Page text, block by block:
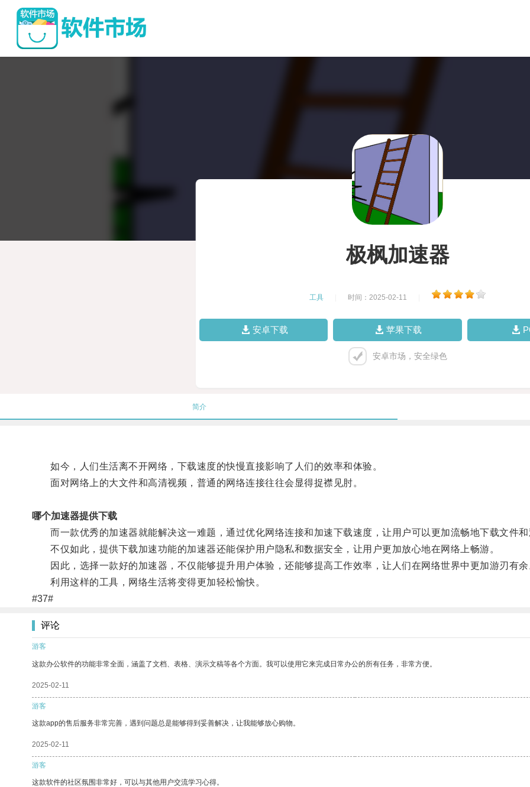
极枫加速器
工具 时间：2025-02-11
安卓下载 苹果下载
安卓市场，安全绿色
简介
如今，人们生活离不开网络，下载速度的快慢直接影响了人们的效率和体验。
面对网络上的大文件和高清视频，普通的网络连接往往会显得捉襟见肘。
哪个加速器提供下载
而一款优秀的加速器就能解决这一难题，通过优化网络连接和加速下载速度，让用户可以更加流畅地下载文件和
不仅如此，提供下载加速功能的加速器还能保护用户隐私和数据安全，让用户更加放心地在网络上畅游。
因此，选择一款好的加速器，不仅能够提升用户体验，还能够提高工作效率，让人们在网络世界中更加游刃有余
利用这样的工具，网络生活将变得更加轻松愉快。
#37#
评论
游客
这款办公软件的功能非常全面，涵盖了文档、表格、演示文稿等各个方面。我可以使用它来完成日常办公的所有任务，非常方便。
2025-02-11
游客
这款app的售后服务非常完善，遇到问题总是能够得到妥善解决，让我能够放心购物。
2025-02-11
游客
这款软件的社区氛围非常好，可以与其他用户交流学习心得。